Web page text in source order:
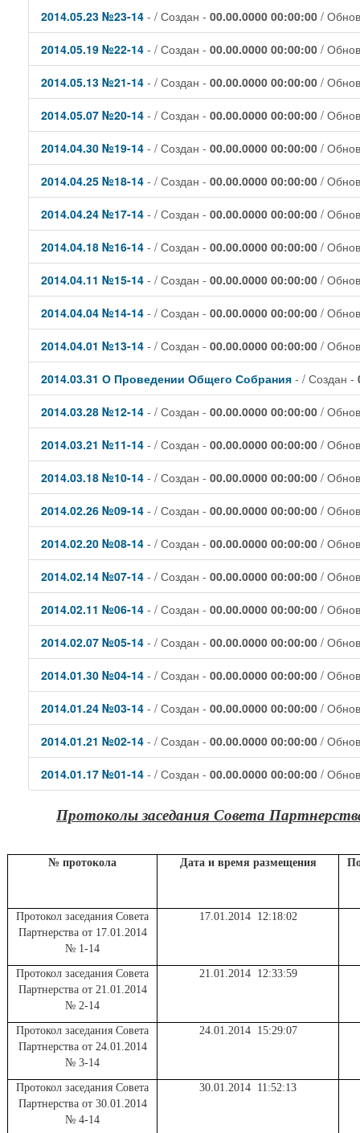
2014.05.23 №23-14 - / Создан - 00.00.0000 00:00:00 /
2014.05.19 №22-14 - / Создан - 00.00.0000 00:00:00 /
2014.05.13 №21-14 - / Создан - 00.00.0000 00:00:00 /
2014.05.07 №20-14 - / Создан - 00.00.0000 00:00:00 /
2014.04.30 №19-14 - / Создан - 00.00.0000 00:00:00 /
2014.04.25 №18-14 - / Создан - 00.00.0000 00:00:00 /
2014.04.24 №17-14 - / Создан - 00.00.0000 00:00:00 /
2014.04.18 №16-14 - / Создан - 00.00.0000 00:00:00 /
2014.04.11 №15-14 - / Создан - 00.00.0000 00:00:00 /
2014.04.04 №14-14 - / Создан - 00.00.0000 00:00:00 /
2014.04.01 №13-14 - / Создан - 00.00.0000 00:00:00 /
2014.03.31 О Проведении Общего Собрания - / Создан -
2014.03.28 №12-14 - / Создан - 00.00.0000 00:00:00 /
2014.03.21 №11-14 - / Создан - 00.00.0000 00:00:00 /
2014.03.18 №10-14 - / Создан - 00.00.0000 00:00:00 /
2014.02.26 №09-14 - / Создан - 00.00.0000 00:00:00 /
2014.02.20 №08-14 - / Создан - 00.00.0000 00:00:00 /
2014.02.14 №07-14 - / Создан - 00.00.0000 00:00:00 /
2014.02.11 №06-14 - / Создан - 00.00.0000 00:00:00 /
2014.02.07 №05-14 - / Создан - 00.00.0000 00:00:00 /
2014.01.30 №04-14 - / Создан - 00.00.0000 00:00:00 /
2014.01.24 №03-14 - / Создан - 00.00.0000 00:00:00 /
2014.01.21 №02-14 - / Создан - 00.00.0000 00:00:00 /
2014.01.17 №01-14 - / Создан - 00.00.0000 00:00:00 /
Протоколы заседания Совета
№ протокола Дата и время размещения
Протокол заседания Совета
Партнерства от 17.01.2014
№ 1-14
17.01.2014 12:18:02
Протокол заседания Совета
Партнерства от 21.01.2014
№ 2-14
21.01.2014 12:33:59
Протокол заседания Совета
Партнерства от 24.01.2014
№ 3-14
24.01.2014 15:29:07
Протокол заседания Совета
Партнерства от 30.01.2014
№ 4-14
30.01.2014 11:52:13